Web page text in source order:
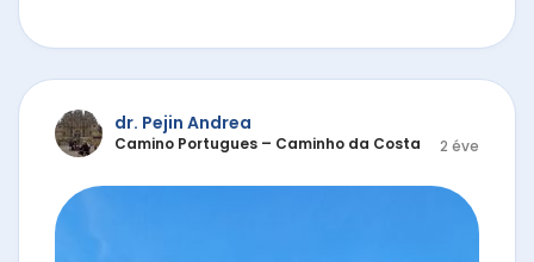
dr. Pejin Andrea
Camino Portugues – Caminho da Costa 2 éve